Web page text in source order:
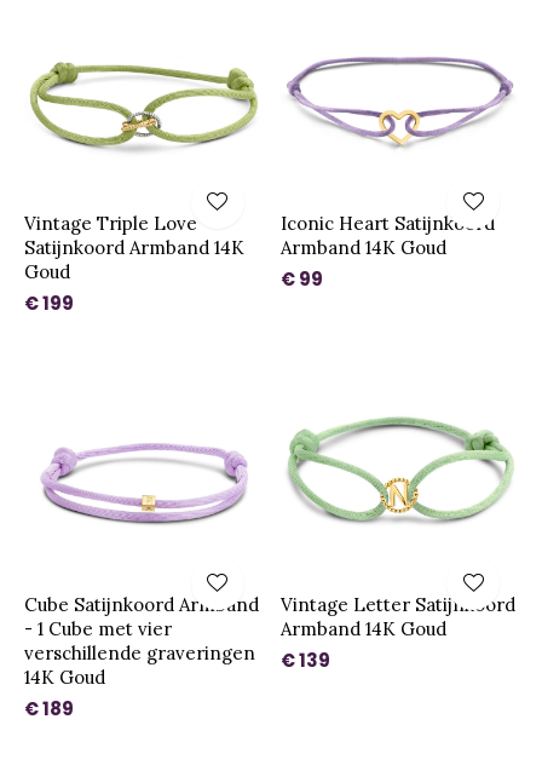
Vintage Triple Love
Satijnkoord Armband 14K
Goud
€ 199
Iconic Heart Satijnkoord
Armband 14K Goud
€ 99
Cube Satijnkoord Armband
- 1 Cube met vier
verschillende graveringen
14K Goud
€ 189
Vintage Letter Satijnkoord
Armband 14K Goud
€ 139